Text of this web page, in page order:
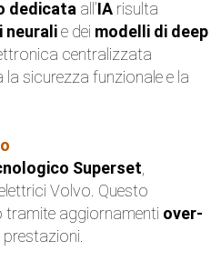
dedicata all’IA risulta
neuralie dei modelli di deep
centralizzata
sicurezza funzionale e la
Superset,
Volvo. Questo
tramite aggiornamenti over-
prestazioni.